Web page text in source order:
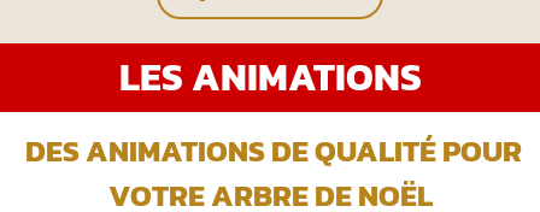
LES ANIMATIONS
DES ANIMATIONS DE QUALITÉ POUR
VOTRE ARBRE DE NOËL